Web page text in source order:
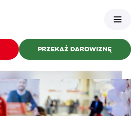
PRZEKAŻ DAROWIZNĘ